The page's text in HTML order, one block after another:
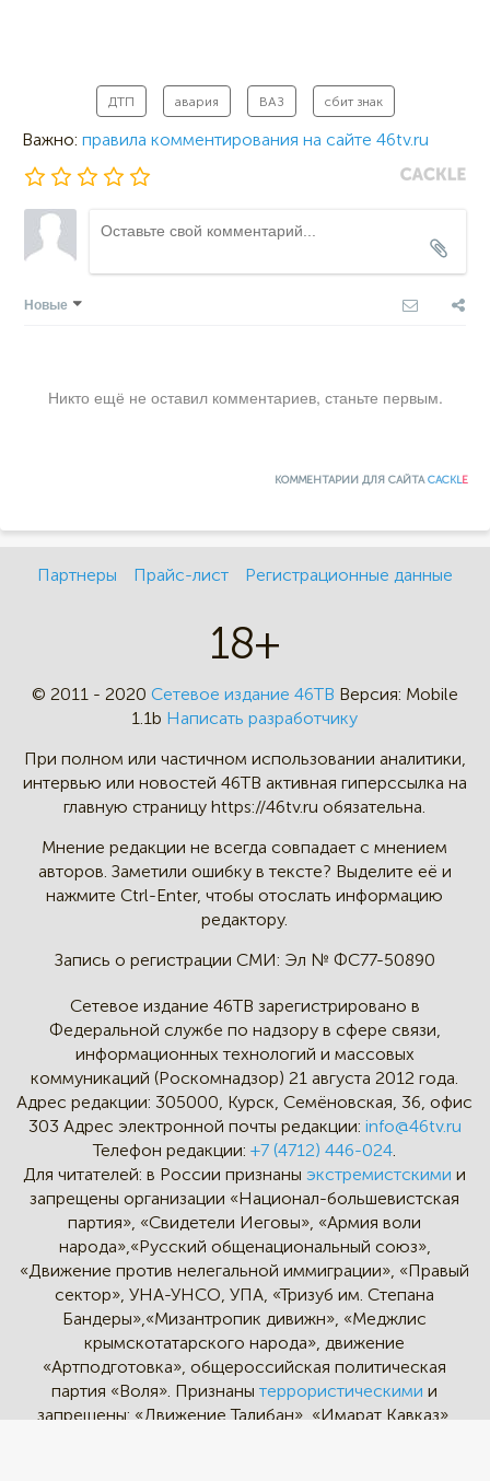
ДТП авария ВАЗ сбит знак
Важно: правила комментирования на сайте 46tv.ru
Новые
Никто ещё не оставил комментариев, станьте первым.
КОММЕНТАРИИ ДЛЯ САЙТАCACKLE
Партнеры Прайс-лист Регистрационные данные
18+
© 2011 - 2020 Сетевое издание 46ТВ Версия: Mobile
1.1b Написать разработчику
При полном или частичном использовании аналитики,
интервью или новостей 46TB активная гиперссылка на
главную страницу https://46tv.ru обязательна.
Мнение редакции не всегда совпадает с мнением
авторов. Заметили ошибку в тексте? Выделите её и
нажмите Ctrl-Enter, чтобы отослать информацию
редактору.
Запись о регистрации СМИ: Эл № ФС77-50890
Сетевое издание 46ТВ зарегистрировано в
Федеральной службе по надзору в сфере связи,
информационных технологий и массовых
коммуникаций (Роскомнадзор) 21 августа 2012 года.
Адрес редакции: 305000, Курск, Семёновская, 36, офис
303 Адрес электронной почты редакции: info@46tv.ru
Телефон редакции: +7 (4712) 446-024
Для читателей: в России признаныэкстремистскими и
запрещены организации «Национал-большевистская
партия», «Свидетели Иеговы», «Армия воли
народа»,«Русский общенациональный союз»,
«Движение против нелегальной иммиграции», «Правый
сектор», УНА-УНСО, УПА, «Тризуб им. Степана
Бандеры»,«Мизантропик дивижн», «Меджлис
крымскотатарского народа», движение
«Артподготовка», общероссийская политическая
партия «Воля». Признанытеррористическими и
запрещены: «Движение Талибан», «Имарат Кавказ»,